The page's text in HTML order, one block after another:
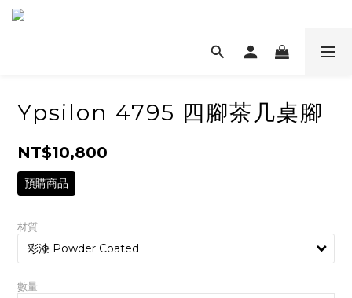
Ypsilon 4795 四腳茶几桌腳
NT$10,800
預購商品
材質
數量